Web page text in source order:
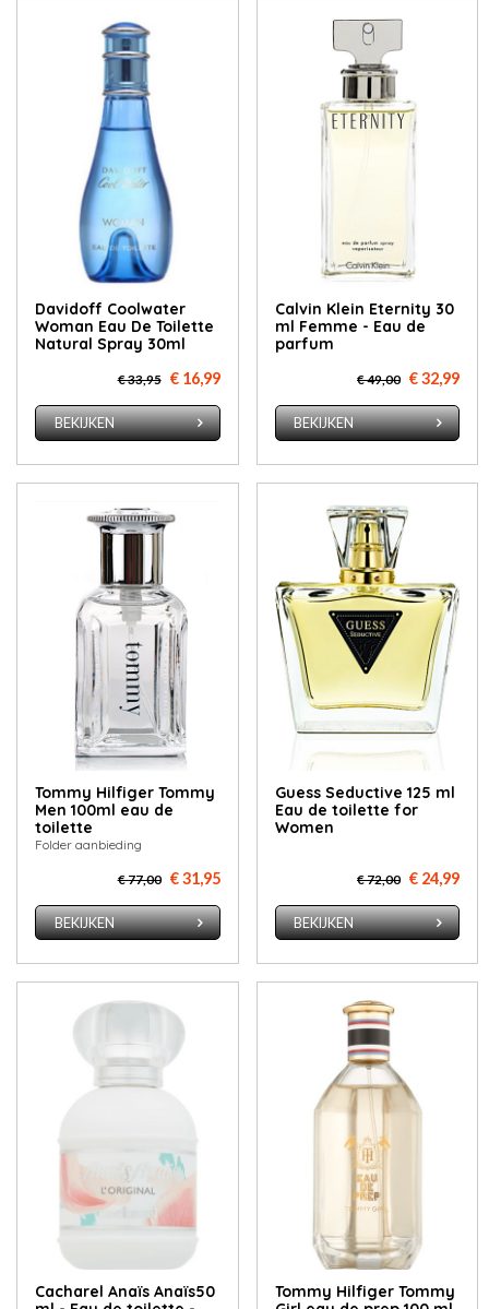
Davidoff Coolwater
Woman Eau De Toilette
Natural Spray 30ml
€ 33,95 € 16,99
BEKIJKEN
Calvin Klein Eternity 30
ml Femme - Eau de
parfum
€ 49,00 € 32,99
BEKIJKEN
Tommy Hilfiger Tommy
Men 100ml eau de
toilette
Folder aanbieding
€ 77,00 € 31,95
BEKIJKEN
Guess Seductive 125 ml
Eau de toilette for
Women
€ 72,00 € 24,99
BEKIJKEN
Cacharel Anaïs Anaïs50
Tommy Hilfiger Tommy